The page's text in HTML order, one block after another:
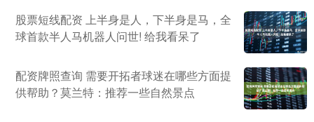
股票短线配资 上半身是人，下半身是马，全
球首款半人马机器人问世! 给我看呆了
配资牌照查询 需要开拓者球迷在哪些方面提
供帮助？莫兰特：推荐一些自然景点